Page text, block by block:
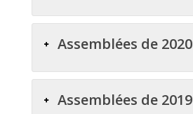
Assemblées de 2020
Assemblées de 2019